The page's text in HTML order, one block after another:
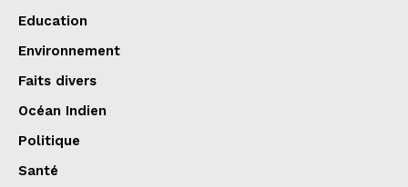
Education
Environnement
Faits divers
Océan Indien
Politique
Santé